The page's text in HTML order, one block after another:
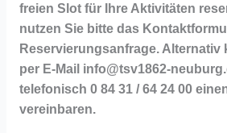
freien Slot für Ihre Aktivitäten
nutzen Sie bitte das
Reservierungsanfrage. Alternativ
per E-Mail info@tsv1862-
telefonisch 0 84 31 / 64 24 00
vereinbaren.